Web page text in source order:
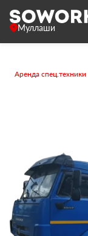
Муллаши
Аренда спец.техники